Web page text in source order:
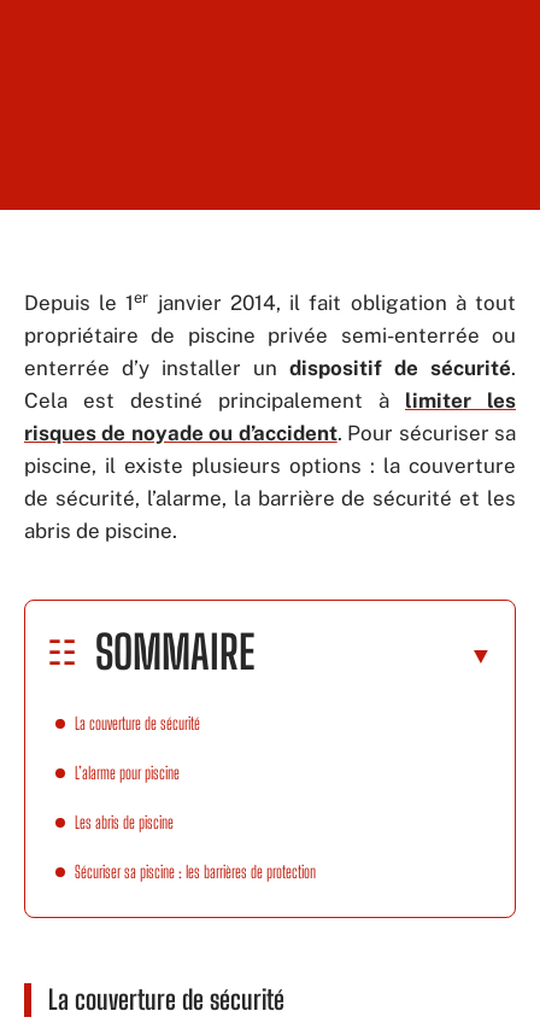
Depuis le 1er janvier 2014, il fait obligation à tout
propriétaire de piscine privée semi-enterrée ou
enterrée d’y installer un dispositif de sécurité.
Cela est destiné principalement à limiter les
risques de noyade ou d’accident. Pour sécuriser sa
piscine, il existe plusieurs options : la couverture
de sécurité, l’alarme, la barrière de sécurité et les
abris de piscine.
SOMMAIRE
La couverture de sécurité
L’alarme pour piscine
Les abris de piscine
Sécuriser sa piscine : les barrières de protection
La couverture de sécurité